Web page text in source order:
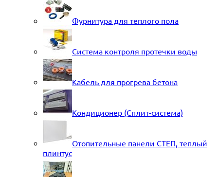
Фурнитура для теплого пола
Система контроля протечки воды
Кабель для прогрева бетона
Кондиционер (Сплит-система)
Отопительные панели СТЕП, теплый
плинтус